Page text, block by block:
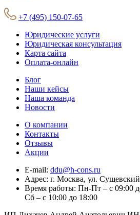
+7 (495) 150-07-65
Юридические услуги
Юридическая консультация
Карта сайта
Оплата-онлайн
Блог
Наши кейсы
Наша команда
Новости
О компании
Контакты
Отзывы
Акции
E-mail: ddu@h-cons.ru
Адрес: г. Москва, ул. Сущевский
Время работы: Пн-Пт – с 09:00
Сб – с 10:00 до 18:00